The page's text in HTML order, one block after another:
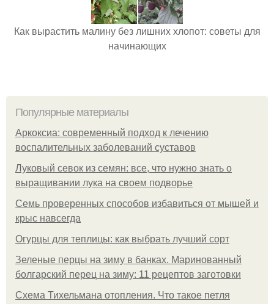
Как вырастить малину без лишних хлопот: советы для
начинающих
Популярные материалы
Аркоксиа: современный подход к лечению
воспалительных заболеваний суставов
Луковый севок из семян: все, что нужно знать о
выращивании лука на своем подворье
Семь проверенных способов избавиться от мышей и
крыс навсегда
Огурцы для теплицы: как выбрать лучший сорт
Зеленые перцы на зиму в банках. Маринованный
болгарский перец на зиму: 11 рецептов заготовки
Схема Тихельмана отопления. Что такое петля